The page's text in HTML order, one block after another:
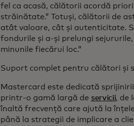
fel ca acasă, călătorii acordă
străinătate.” Totuși, călătorii de
atât valoare, cât și autenticitate.
fondurile și a-și prelungi
minunile fiecărui loc.”
Suport complet pentru călători și
Mastercard este dedicată
printr-o gamă largă de servicii, de
înaltă frecvență care ajută la
până la strategii de implicare a